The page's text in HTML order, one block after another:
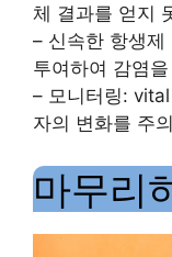
체 결과를 얻지
– 신속한 항생
투여하여 감염
– 모니터링:
자의 변화를 주
마무리